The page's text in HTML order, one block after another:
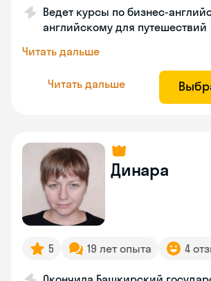
Ведет курсы по бизнес-
английскому для путешествий
Читать дальше
Читать дальше
Динара
5 19 лет опыта 4